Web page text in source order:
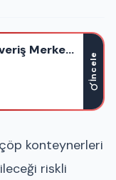
Merkezi
İncele
konteynerleri
riskli